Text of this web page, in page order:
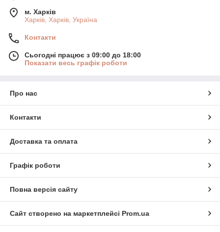
м. Харків
Харків, Харків, Україна
Контакти
Сьогодні працює з 09:00 до 18:00
Показати весь графік роботи
Про нас
Контакти
Доставка та оплата
Графік роботи
Повна версія сайту
Сайт створено на маркетплейсі Prom.ua